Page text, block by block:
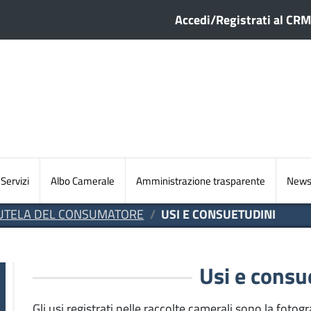
Menu profilo
Accedi/Registrati al CRM
Sezioni principali
Servizi Albo Camerale Amministrazione trasparente
DEL CONSUMATORE USI E CONSUETUDINI
Usi e
del consumatore